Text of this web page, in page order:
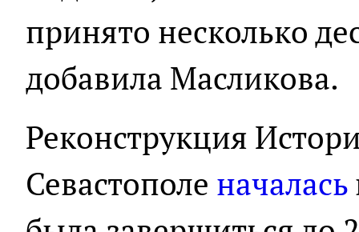
принято несколько
добавила Масликова.
Реконструкция
Севастополе началась